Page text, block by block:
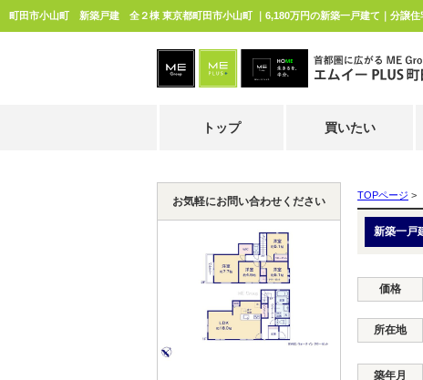
町田市小山町 新築戸建 全２棟 東京都町田市小山町 ｜6,180万円の新築一戸建て｜分譲住
トップ 買いたい
TOPページ >
新築一戸
価格
所在地
築年月
お気軽にお問い合わせください